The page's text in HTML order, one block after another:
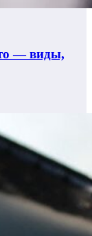
— виды,